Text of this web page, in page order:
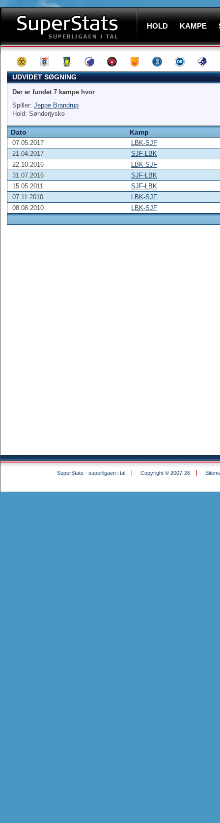
HOLD KAMPE
UDVIDET SØGNING
Der er fundet 7 kampe hvor
Spiller: Jeppe Brandrup
Hold: Sønderjyske
Dato Kamp
07.05.2017
LBK-SJF
21.04.2017
SJF-LBK
22.10.2016
LBK-SJF
31.07.2016
SJF-LBK
15.05.2011
SJF-LBK
07.11.2010
LBK-SJF
08.08.2010
LBK-SJF
SuperStats - superligaen i tal Copyright © 2007-26